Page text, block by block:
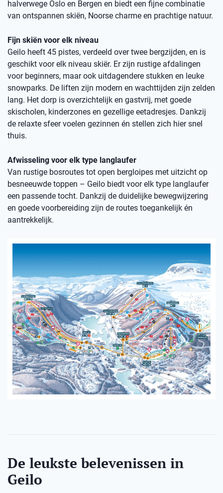
halverwege Oslo en Bergen en biedt een fijne combinatie
van ontspannen skiën, Noorse charme en prachtige natuur.
Fijn skiën voor elk niveau
Geilo heeft 45 pistes, verdeeld over twee bergzijden, en is
geschikt voor elk niveau skiër. Er zijn rustige afdalingen
voor beginners, maar ook uitdagendere stukken en leuke
snowparks. De liften zijn modern en wachttijden zijn zelden
lang. Het dorp is overzichtelijk en gastvrij, met goede
skischolen, kinderzones en gezellige eetadresjes. Dankzij
de relaxte sfeer voelen gezinnen én stellen zich hier snel
thuis.
Afwisseling voor elk type langlaufer
Van rustige bosroutes tot open bergloipes met uitzicht op
besneeuwde toppen – Geilo biedt voor elk type langlaufer
een passende tocht. Dankzij de duidelijke bewegwijzering
en goede voorbereiding zijn de routes toegankelijk én
aantrekkelijk.
De leukste belevenissen in
Geilo